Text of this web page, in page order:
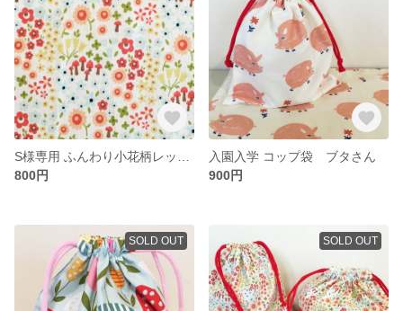
800円
入園入学 コップ袋 ブタさん
900円
SOLD OUT SOLD OUT